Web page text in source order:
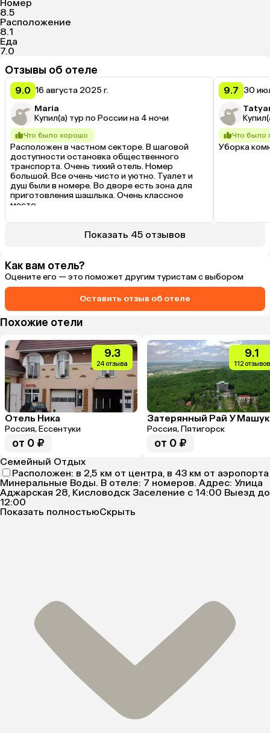
Номер
8.5
Расположение
8.1
Еда
7.0
Отзывы об отеле
9.0 16 августа 2025 г.
Maria
Купил(а) тур по России на 4 ночи
Что было хорошо
Расположен в частном секторе. В шаговой
доступности остановка общественного
транспорта. Очень тихий отель. Номер
большой. Все очень чисто и уютно. Туалет и
душ были в номере. Во дворе есть зона для
приготовления шашлыка. Очень классное
место.
9.7 30
Что было
Уборка
Показать 45 отзывов
Как вам отель?
Оцените его — это поможет другим туристам с выбором
Оставить отзыв об отеле
Похожие отели
9.3
24 отзыва
Отель Ника
Россия, Ессентуки
от 0 ₽
9.1
112 отзывов
Затерянный Рай У
Россия, Пятигорск
от 0 ₽
Семейный Отдых
Расположен: в 2,5 км от центра, в 43 км от аэропорта
Минеральные Воды. В отеле: 7 номеров. Адрес: Улица
Аджарская 28, Кисловодск Заселение с 14:00 Выезд до
12:00
Показать полностьюСкрыть